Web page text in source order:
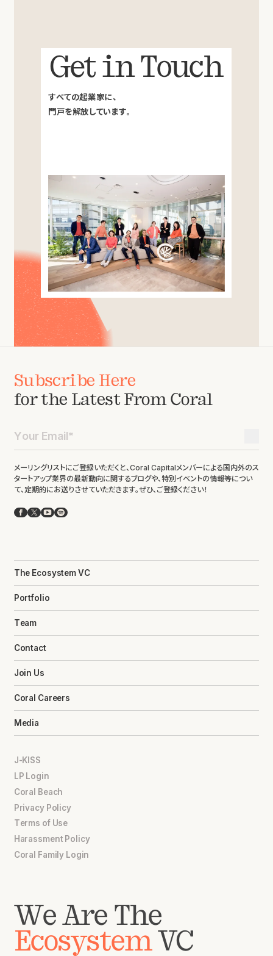
Get in Touch
すべての起業家に、
門戸を解放しています。
Subscribe Here
for the Latest From Coral
メーリングリストにご登録いただくと、Coral Capitalメンバーによる国内外のス
タートアップ業界の最新動向に関するブログや、特別イベントの情報等につい
て、定期的にお送りさせていただきます。ぜひ、ご登録ください！
Facebook
X YouTube
Spotify
The Ecosystem VC
Portfolio
Team
Contact
Join Us
Coral Careers
Media
J-KISS
LP Login
Coral Beach
Privacy Policy
Terms of Use
Harassment Policy
Coral Family Login
We Are The
EcosystemVC